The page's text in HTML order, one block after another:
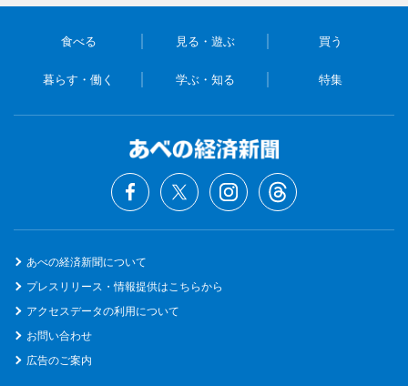
食べる 見る・遊ぶ 買う
暮らす・働く 学ぶ・知る 特集
あべの経済新聞について
プレスリリース・情報提供はこちらから
アクセスデータの利用について
お問い合わせ
広告のご案内